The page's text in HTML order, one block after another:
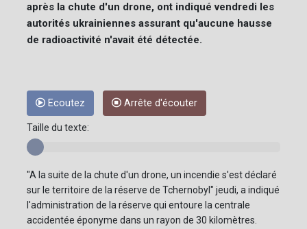
après la chute d'un drone, ont indiqué vendredi les
autorités ukrainiennes assurant qu'aucune hausse
de radioactivité n'avait été détectée.
Ecoutez Arrête d'écouter
Taille du texte:
"A la suite de la chute d'un drone, un incendie s'est déclaré
sur le territoire de la réserve de Tchernobyl" jeudi, a indiqué
l'administration de la réserve qui entoure la centrale
accidentée éponyme dans un rayon de 30 kilomètres.